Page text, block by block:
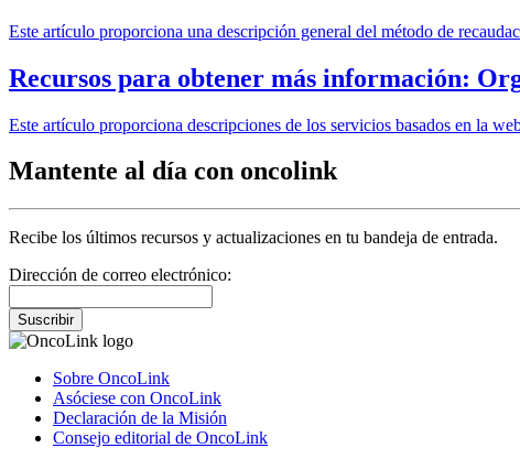
Este artículo proporciona una descripción general del método de
Recursos para obtener más información:
Este artículo proporciona descripciones de los servicios basados en la
Mantente al día con oncolink
Recibe los últimos recursos y actualizaciones en tu bandeja de entrada.
Dirección de correo electrónico:
Suscribir
Sobre OncoLink
Asóciese con OncoLink
Declaración de la Misión
Consejo editorial de OncoLink